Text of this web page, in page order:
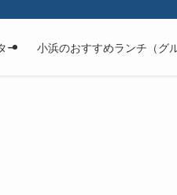
ー 小浜のおすすめランチ（グ